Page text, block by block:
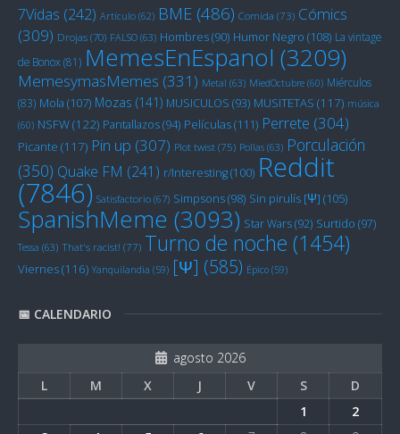
7Vidas (242) Artículo (62) BME (486) Comida (73) Cómics
(309) Drojas (70) FALSO (63) Hombres(90) Humor Negro (108) La vintage
de Bonox(81) MemesEnEspanol (3209)
MemesymasMemes (331) Metal (63) MiedOctubre (60) Miérculos
(83) Mola (107) Mozas (141) MUSICULOS (93) MUSITETAS (117) música
(60) NSFW(122) Pantallazos(94) Películas(111) Perrete (304)
Picante (117) Pin up (307) Plot twist (75) Pollas (63) Porculación
(350) Quake FM (241) r/Interesting(100) Reddit
(7846) Satisfactorio (67) Simpsons(98) Sin pirulís [Ψ] (105)
SpanishMeme (3093) Star Wars(92) Surtido (97)
Tessa (63) That's racist! (77) Turno de noche (1454)
Viernes(116) Yanquilandia (59) [Ψ] (585) Épico (59)
📅 CALENDARIO
agosto 2026
L
M X J V S
D
1
2